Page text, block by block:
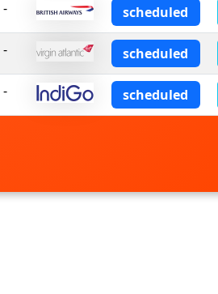
- scheduled
- scheduled
- scheduled